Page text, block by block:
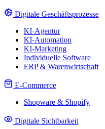
Digitale Geschäftsprozesse
KI-Agentur
KI-Automation
KI-Marketing
Individuelle Software
ERP & Warenwirtschaft
E-Commerce
Shopware & Shopify
Digitale Sichtbarkeit